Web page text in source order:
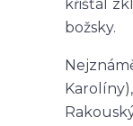
křišťál
božsky.